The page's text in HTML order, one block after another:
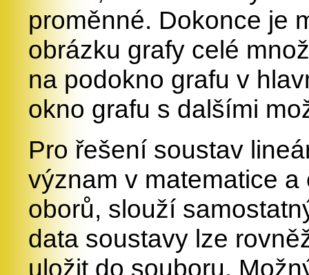
proměnné. Dokonce je
obrázku grafy celé
na podokno grafu v
okno grafu s dalšími
Pro řešení soustav
význam v matematice
oborů, slouží
data soustavy lze
uložit do souboru.